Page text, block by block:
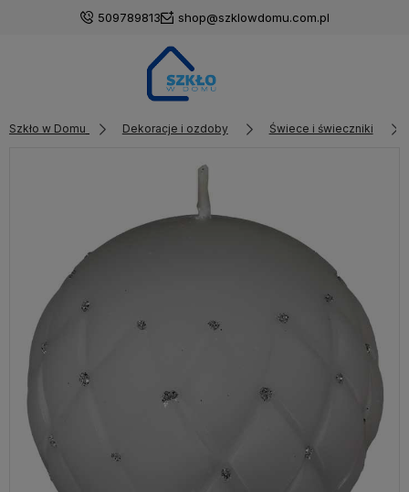
509789813 shop@szklowdomu.com.pl
Szkło w Domu Dekoracje i ozdoby Świece i świeczniki